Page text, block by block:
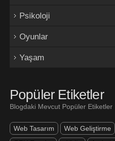
Psikoloji
Oyunlar
Yaşam
Popüler Etiketler
Blogdaki Mevcut Popüler Etiketler
Web Tasarım Web Geliştirme